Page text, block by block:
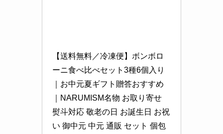
【送料無料／冷凍便】ボンボロ
ーニ食べ比べセット3種6個入り
｜お中元夏ギフト贈答おすすめ
｜NARUMISM名物 お取り寄せ
熨斗対応 敬老の日 お誕生日 お祝
い 御中元 中元 通販 セット 個包